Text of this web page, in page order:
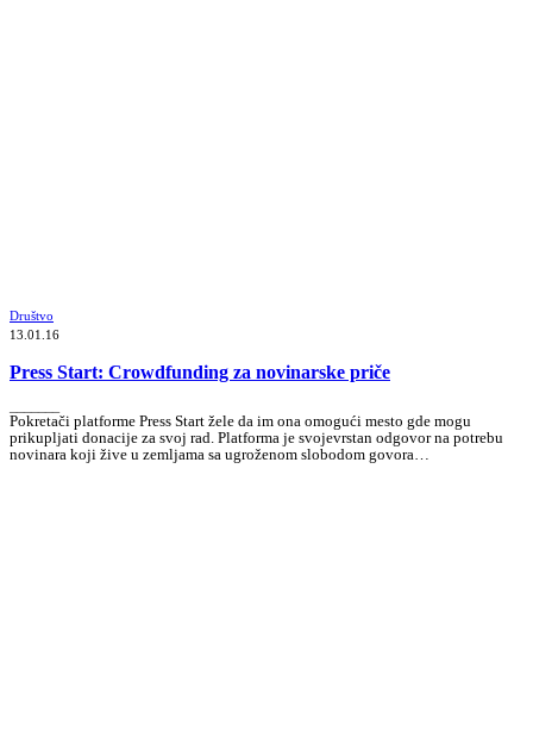
Društvo
13.01.16
Press Start: Crowdfunding za novinarske priče
Pokretači platforme Press Start žele da im ona omogući mesto gde mogu
prikupljati donacije za svoj rad. Platforma je svojevrstan odgovor na potrebu
novinara koji žive u zemljama sa ugroženom slobodom govora…